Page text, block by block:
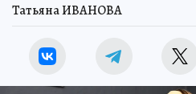
Татьяна ИВАНОВА